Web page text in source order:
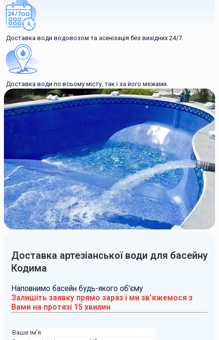
Доставка води водовозом та асенізація без вихідних 24/7.
Доставка води по всьому місту, так і за його межами.
Доставка артезіанської води для басейну
Кодима
Наповнимо басейн будь-якого об'єму
Залишіть заявку прямо зараз і ми зв'яжемося з
Вами на протязі 15 хвилин